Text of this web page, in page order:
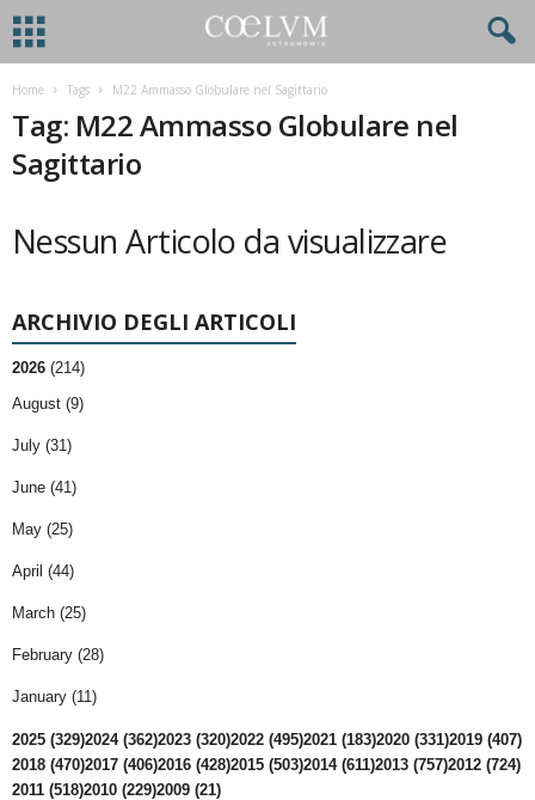
Home Tags M22 Ammasso Globulare nel Sagittario
Tag: M22 Ammasso Globulare nel
Sagittario
Nessun Articolo da visualizzare
ARCHIVIO DEGLI ARTICOLI
2026 (214)
August (9)
July (31)
June (41)
May (25)
April (44)
March (25)
February (28)
January (11)
2025 (329)2024 (362)2023 (320)2022 (495)2021 (183)2020 (331)2019 (407)
2018 (470)2017 (406)2016 (428)2015 (503)2014 (611)2013 (757)2012 (724)
2011 (518)2010 (229)2009 (21)